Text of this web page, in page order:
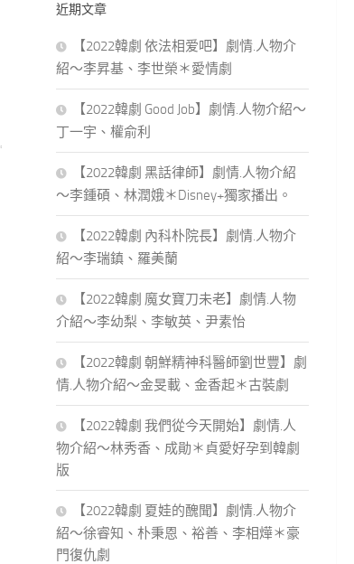
字:
近期文章
【2022韓劇 依法相爱吧】劇情.人物介
紹～李昇基、李世榮＊愛情劇
【2022韓劇 Good Job】劇情.人物介紹～
丁一宇、權俞利
【2022韓劇 黑話律師】劇情.人物介紹
～李鍾碩、林潤娥＊Disney+獨家播出。
【2022韓劇 內科朴院長】劇情.人物介
紹～李瑞鎮、羅美蘭
【2022韓劇 魔女寶刀未老】劇情.人物
介紹～李幼梨、李敏英、尹素怡
【2022韓劇 朝鮮精神科醫師劉世豐】劇
情.人物介紹～金旻載、金香起＊古裝劇
【2022韓劇 我們從今天開始】劇情.人
物介紹～林秀香、成勛＊貞愛好孕到韓劇
版
【2022韓劇 夏娃的醜聞】劇情.人物介
紹～徐睿知、朴秉恩、裕善、李相燁＊豪
門復仇劇